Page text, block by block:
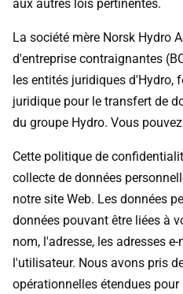
aux autres lois pertinentes.
La société mère Norsk Hydro
d'entreprise contraignantes
les entités juridiques d'Hydro,
juridique pour le transfert de
du groupe Hydro. Vous
Cette politique de
collecte de données
notre site Web. Les données
données pouvant être liées à
nom, l'adresse, les adresses
l'utilisateur. Nous avons pris
opérationnelles étendues